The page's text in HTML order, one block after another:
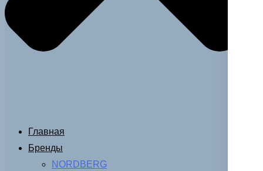
Главная
Бренды
NORDBERG